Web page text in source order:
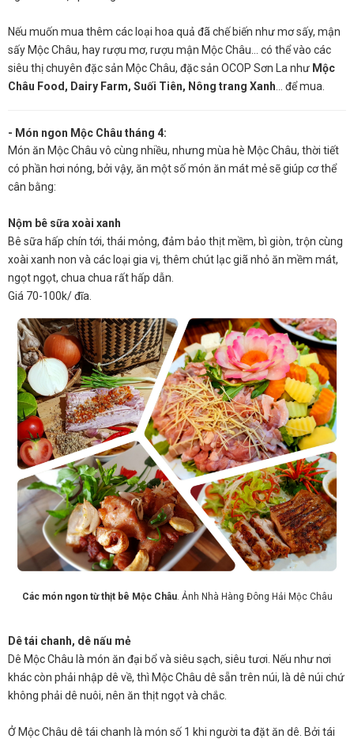
Nếu muốn mua thêm các loại hoa quả đã chế biến như mơ sấy, mận
sấy Mộc Châu, hay rượu mơ, rượu mận Mộc Châu… có thể vào các
siêu thị chuyên đặc sản Mộc Châu, đặc sản OCOP Sơn La như Mộc
Châu Food, Dairy Farm, Suối Tiên, Nông trang Xanh … để mua.
- Món ngon Mộc Châu tháng 4:
Món ăn Mộc Châu vô cùng nhiều, nhưng mùa hè Mộc Châu, thời tiết
có phần hơi nóng, bởi vậy, ăn một số món ăn mát mẻ sẽ giúp cơ thể
cân bằng:
Nộm bê sữa xoài xanh
Bê sữa hấp chín tới, thái mỏng, đảm bảo thịt mềm, bì giòn, trộn cùng
xoài xanh non và các loại gia vị, thêm chút lạc giã nhỏ ăn mềm mát,
ngọt ngọt, chua chua rất hấp dẫn.
Giá 70-100k/ đĩa.
Các món ngon từ thịt bê Mộc Châu. Ảnh Nhà Hàng Đông Hải Mộc Châu
Dê tái chanh, dê nấu mẻ
Dê Mộc Châu là món ăn đại bổ và siêu sạch, siêu tươi. Nếu như nơi
khác còn phải nhập dê về, thì Mộc Châu dê sẵn trên núi, là dê núi chứ
không phải dê nuôi, nên ăn thịt ngọt và chắc.
Ở Mộc Châu dê tái chanh là món số 1 khi người ta đặt ăn dê. Bởi tái